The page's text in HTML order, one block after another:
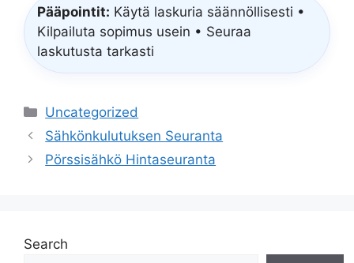
Pääpointit: Käytä laskuria säännöllisesti •
Kilpailuta sopimus usein • Seuraa
laskutusta tarkasti
Categories
Uncategorized
Sähkönkulutuksen Seuranta
Pörssisähkö Hintaseuranta
Search